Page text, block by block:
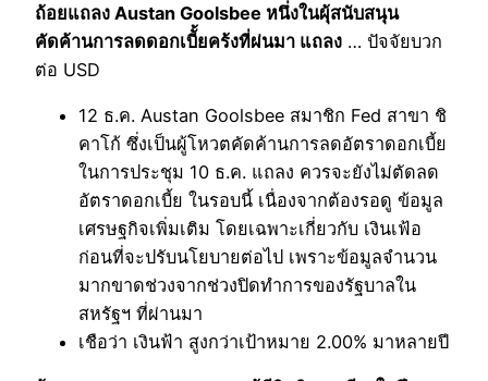
ถ้อยแถลง Austan Goolsbee หนึ่งในผุ้สนับสนุน
คัดค้านการลดดอกเบีั้ยคร้งที่ผ่นมา แถลง … ปัจจัยบวก
ต่อ USD
12 ธ.ค. Austan Goolsbee สมาชิก Fed สาขา ชิ
คาโก้ ซึ่งเป็นผู้โหวตคัดค้านการลดอัตราดอกเบี้ย
ในการประชุม 10 ธ.ค. แถลง ควรจะยังไม่ตัดลด
อัตราดอกเบี้ย ในรอบนี้ เนื่องจากต้องรอดู ข้อมูล
เศรษฐกิจเพิ่มเติม โดยเฉพาะเกี่ยวกับ เงินเฟ้อ
ก่อนที่จะปรับนโยบายต่อไป เพราะข้อมูลจำนวน
มากขาดช่วงจากช่วงปิดทำการของรัฐบาลใน
สหรัฐฯ ที่ผ่านมา
เชือว่า เงินฟ้า สูงกว่าเป้าหมาย 2.00% มาหลายปี